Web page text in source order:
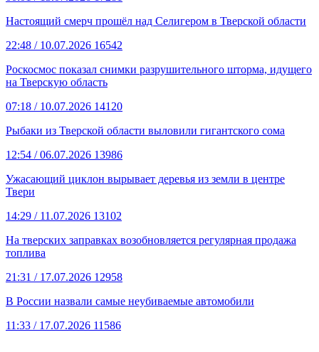
Настоящий смерч прошёл над Селигером в Тверской области
22:48 / 10.07.2026 16542
Роскосмос показал снимки разрушительного шторма, идущего
на Тверскую область
07:18 / 10.07.2026 14120
Рыбаки из Тверской области выловили гигантского сома
12:54 / 06.07.2026 13986
Ужасающий циклон вырывает деревья из земли в центре
Твери
14:29 / 11.07.2026 13102
На тверских заправках возобновляется регулярная продажа
топлива
21:31 / 17.07.2026 12958
В России назвали самые неубиваемые автомобили
11:33 / 17.07.2026 11586